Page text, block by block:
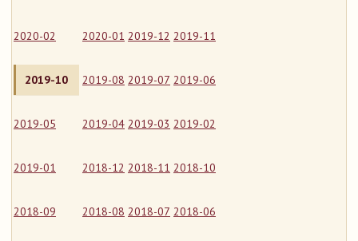
2020-02 2020-01 2019-12 2019-11
2019-10 2019-08 2019-07 2019-06
2019-05 2019-04 2019-03 2019-02
2019-01 2018-12 2018-11 2018-10
2018-09 2018-08 2018-07 2018-06